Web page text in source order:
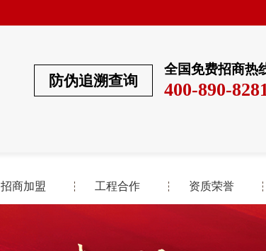
全国免费招商热
400-890-
防伪追溯查询
招商加盟 工程合作 资质荣誉